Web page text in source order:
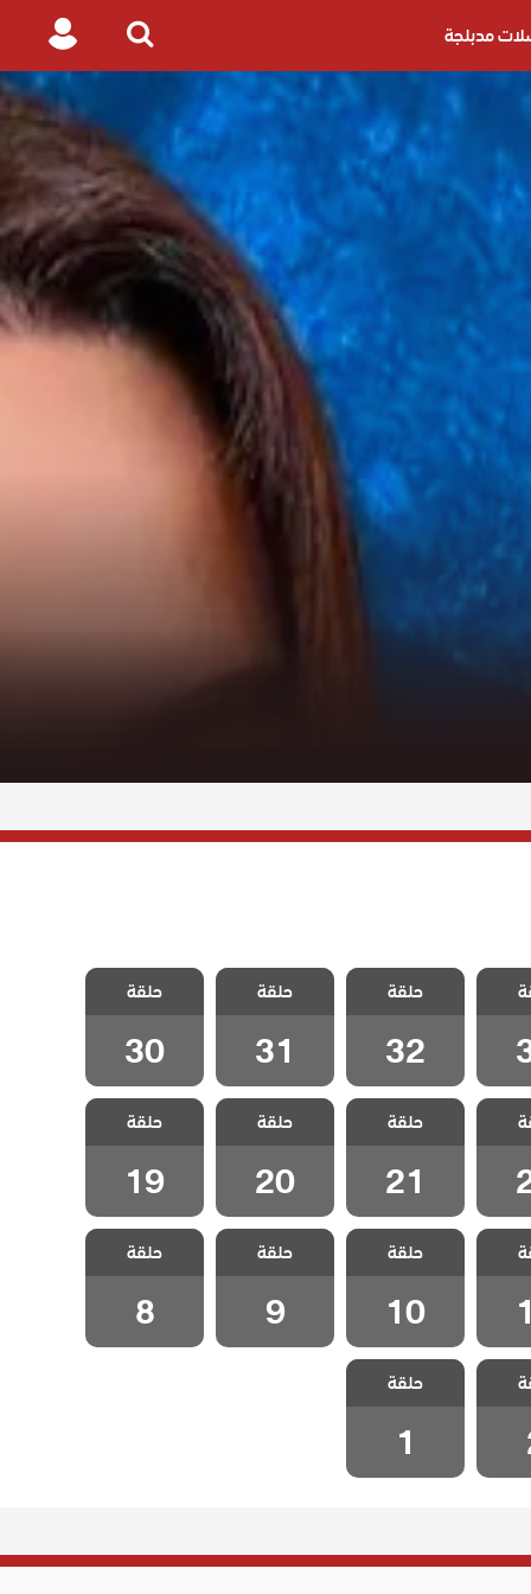
مدبلجة
Search
Login
مسلسل زوجة
الاب مدبلج
الحلقة 32
حلقة
32
مسلسل زوجة
الاب مدبلج
الحلقة 31
حلقة
31
مسلسل زوجة
الاب مدبلج
الحلقة 30
حلقة
30
مسلسل زوجة
الاب مدبلج
الحلقة 21
حلقة
21
مسلسل زوجة
الاب مدبلج
الحلقة 20
حلقة
20
مسلسل زوجة
الاب مدبلج
الحلقة 19
حلقة
19
مسلسل زوجة
الاب مدبلج
الحلقة 10
حلقة
10
مسلسل زوجة
الاب مدبلج
الحلقة 9
حلقة
9
مسلسل زوجة
الاب مدبلج
الحلقة 8
حلقة
8
2
مسلسل زوجة
الاب مدبلج
الحلقة 1
حلقة
1